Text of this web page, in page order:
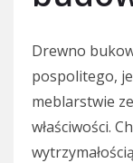
Drewno
pospolitego,
meblarstwie
właściwości.